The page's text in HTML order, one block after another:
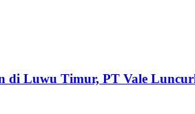
di Luwu Timur, PT Vale